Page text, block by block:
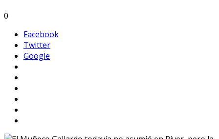
0
Facebook
Twitter
Google